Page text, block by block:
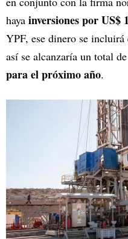
haya inversiones por US$
YPF, ese dinero se
así se alcanzaría un total de
para el próximo año.